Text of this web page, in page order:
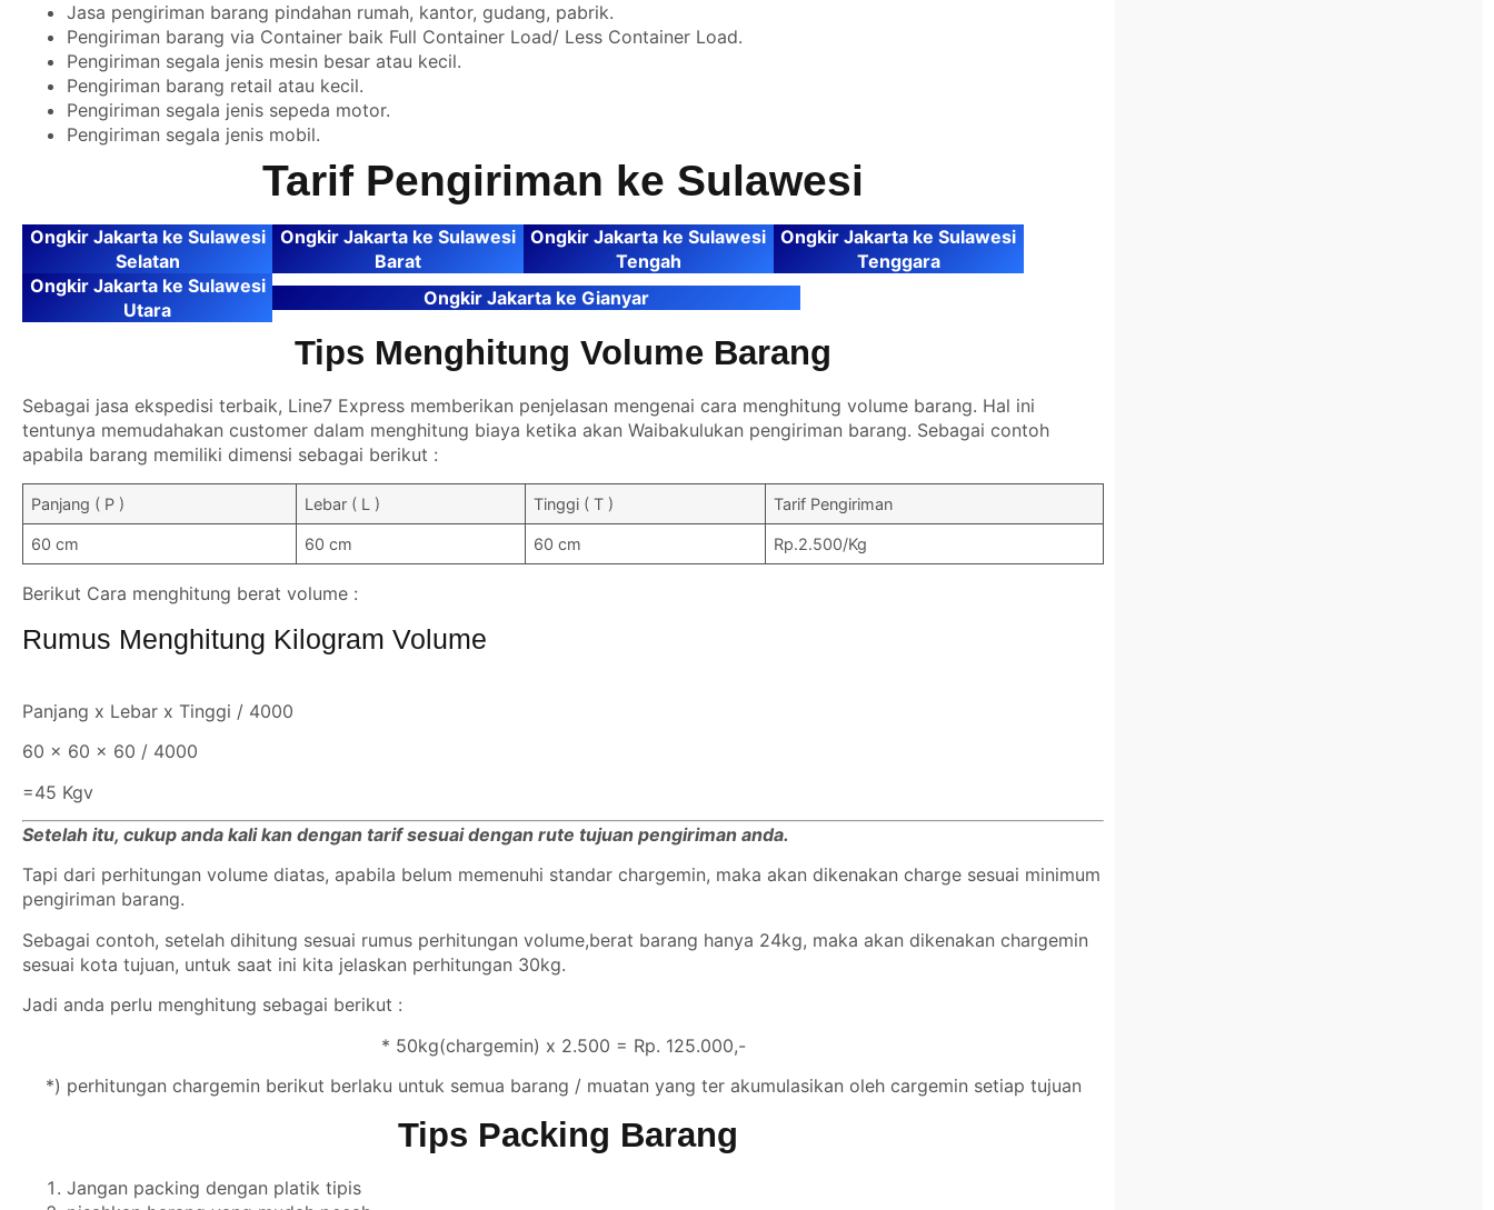
Jasa pengiriman barang pindahan rumah, kantor, gudang, pabrik.
Pengiriman barang via Container baik Full Container Load/ Less Container Load.
Pengiriman segala jenis mesin besar atau kecil.
Pengiriman barang retail atau kecil.
Pengiriman segala jenis sepeda motor.
Pengiriman segala jenis mobil.
Tarif Pengiriman ke Sulawesi
Ongkir Jakarta ke Sulawesi
Selatan
Ongkir Jakarta ke Sulawesi
Barat
Ongkir Jakarta ke Sulawesi
Tengah
Ongkir Jakarta ke Sulawesi
Tenggara
Ongkir Jakarta ke Sulawesi
Utara
Ongkir Jakarta ke Gianyar
Tips Menghitung Volume Barang
Sebagai jasa ekspedisi terbaik, Line7 Express memberikan penjelasan mengenai cara menghitung volume barang. Hal ini
tentunya memudahakan customer dalam menghitung biaya ketika akan Waibakulukan pengiriman barang. Sebagai contoh
apabila barang memiliki dimensi sebagai berikut :
Panjang ( P ) Lebar ( L ) Tinggi ( T ) Tarif Pengiriman
60 cm 60 cm 60 cm Rp.2.500/Kg
Berikut Cara menghitung berat volume :
Rumus Menghitung Kilogram Volume
Panjang x Lebar x Tinggi / 4000
60 x 60 x 60 / 4000
=45 Kgv
Setelah itu, cukup anda kali kan dengan tarif sesuai dengan rute tujuan pengiriman anda.
Tapi dari perhitungan volume diatas, apabila belum memenuhi standar chargemin, maka akan dikenakan charge sesuai minimum
pengiriman barang.
Sebagai contoh, setelah dihitung sesuai rumus perhitungan volume,berat barang hanya 24kg, maka akan dikenakan chargemin
sesuai kota tujuan, untuk saat ini kita jelaskan perhitungan 30kg.
Jadi anda perlu menghitung sebagai berikut :
* 50kg(chargemin) x 2.500 = Rp. 125.000,-
*) perhitungan chargemin berikut berlaku untuk semua barang / muatan yang ter akumulasikan oleh cargemin setiap tujuan
Tips Packing Barang
Jangan packing dengan platik tipis